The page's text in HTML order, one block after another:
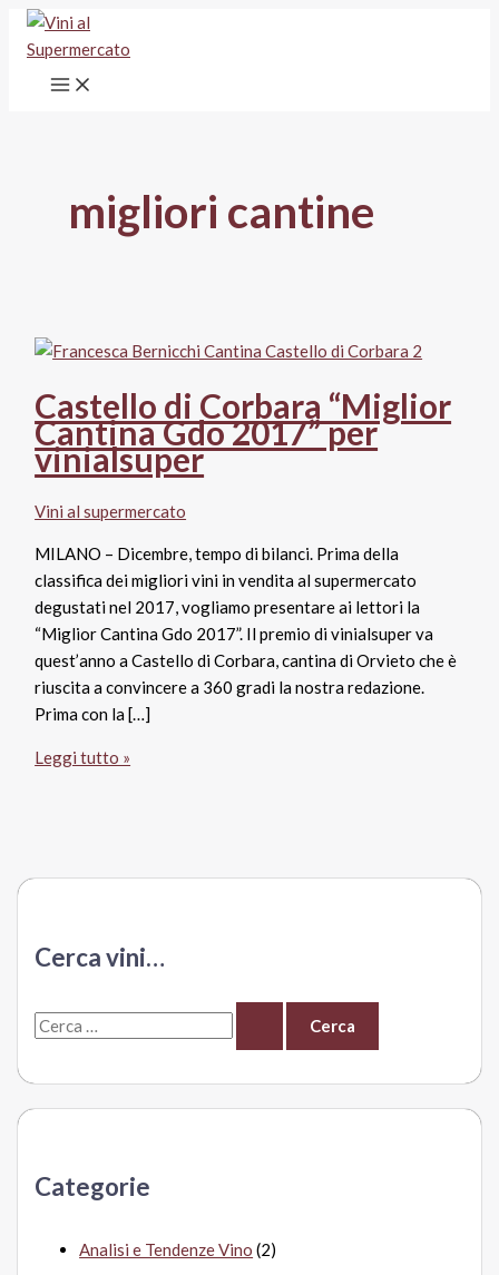
Vai
contenuto
migliori cantine
Castello di Corbara “Miglior
Cantina Gdo 2017” per
vinialsuper
Vini al supermercato
MILANO – Dicembre, tempo di bilanci. Prima della
classifica dei migliori vini in vendita al supermercato
degustati nel 2017, vogliamo presentare ai lettori la
“Miglior Cantina Gdo 2017”. Il premio di vinialsuper va
quest’anno a Castello di Corbara, cantina di Orvieto che è
riuscita a convincere a 360 gradi la nostra redazione.
Prima con la […]
Castello
per
vinialsuper
Leggi tutto »
Cerca vini…
C
r
:Categorie
Analisi e Tendenze Vino (2)